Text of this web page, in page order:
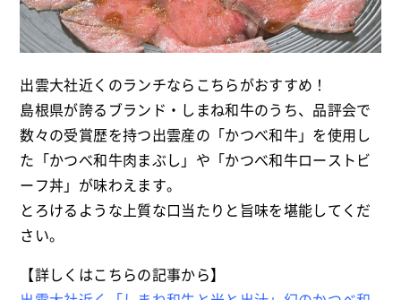
出雲大社近くのランチならこちらがおすすめ！
島根県が誇るブランド・しまね和牛のうち、品評会で
数々の受賞歴を持つ出雲産の「かつべ和牛」を使用し
た「かつべ和牛肉まぶし」や「かつべ和牛ローストビ
ーフ丼」が味わえます。
とろけるような上質な口当たりと旨味を堪能してくだ
さい。
【詳しくはこちらの記事から】